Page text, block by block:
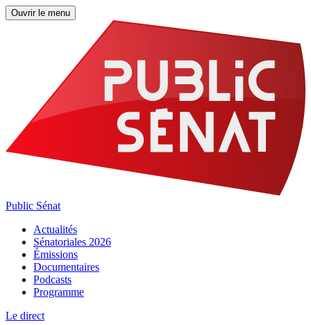
Ouvrir le menu
Public Sénat
Actualités
Sénatoriales 2026
Émissions
Documentaires
Podcasts
Programme
Le direct